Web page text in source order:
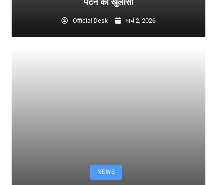
Official Desk मार्च 2, 2026
NEWS